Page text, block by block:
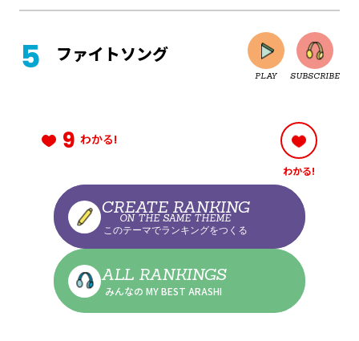
CLOSE
ファイトソング
PLAY SUBSCRIBE
CLOSE
9 わかる!
わかる!
CREATE RANKING
ON THE SAME THEME
このテーマでランキングをつくる
ALL RANKINGS
みんなの MY BEST ARASHI